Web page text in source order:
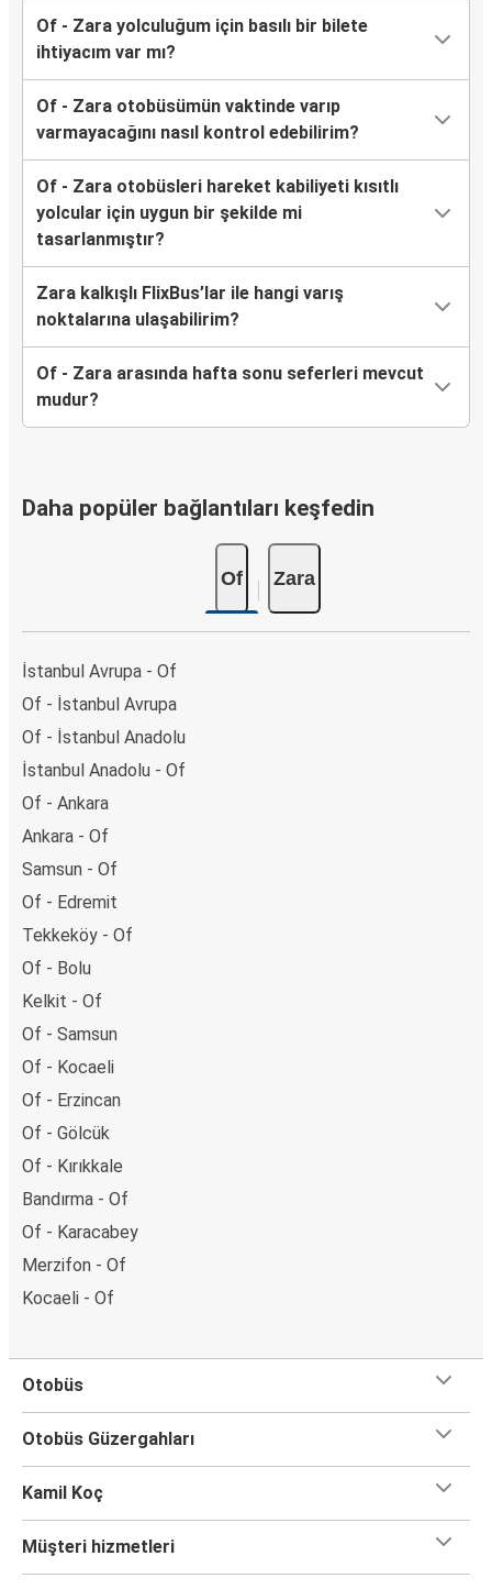
Of - Zara yolculuğum için basılı bir bilete
ihtiyacım var mı?
Of - Zara otobüsümün vaktinde varıp
varmayacağını nasıl kontrol edebilirim?
Of - Zara otobüsleri hareket kabiliyeti kısıtlı
yolcular için uygun bir şekilde mi
tasarlanmıştır?
Zara kalkışlı FlixBus’lar ile hangi varış
noktalarına ulaşabilirim?
Of - Zara arasında hafta sonu seferleri mevcut
mudur?
Daha popüler bağlantıları keşfedin
Of Zara
İstanbul Avrupa - Of
Of - İstanbul Avrupa
Of - İstanbul Anadolu
İstanbul Anadolu - Of
Of - Ankara
Ankara - Of
Samsun - Of
Of - Edremit
Tekkeköy - Of
Of - Bolu
Kelkit - Of
Of - Samsun
Of - Kocaeli
Of - Erzincan
Of - Gölcük
Of - Kırıkkale
Bandırma - Of
Of - Karacabey
Merzifon - Of
Kocaeli - Of
Otobüs
Otobüs Güzergahları
Kamil Koç
Müşteri hizmetleri